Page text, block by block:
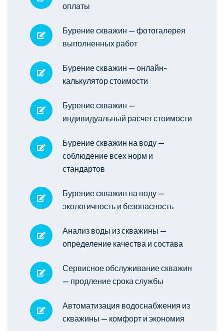
оплаты
Бурение скважин — фотогалерея
выполненных работ
Бурение скважин — онлайн-
калькулятор стоимости
Бурение скважин —
индивидуальный расчет стоимости
Бурение скважин на воду —
соблюдение всех норм и
стандартов
Бурение скважин на воду —
экологичность и безопасность
Анализ воды из скважины —
определение качества и состава
Сервисное обслуживание скважин
— продление срока службы
Автоматизация водоснабжения из
скважины — комфорт и экономия